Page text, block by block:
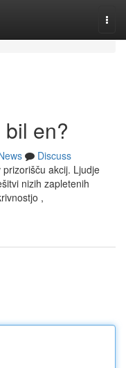
en?
Discuss
akcij. Ljudje
nizih zapletenih
,